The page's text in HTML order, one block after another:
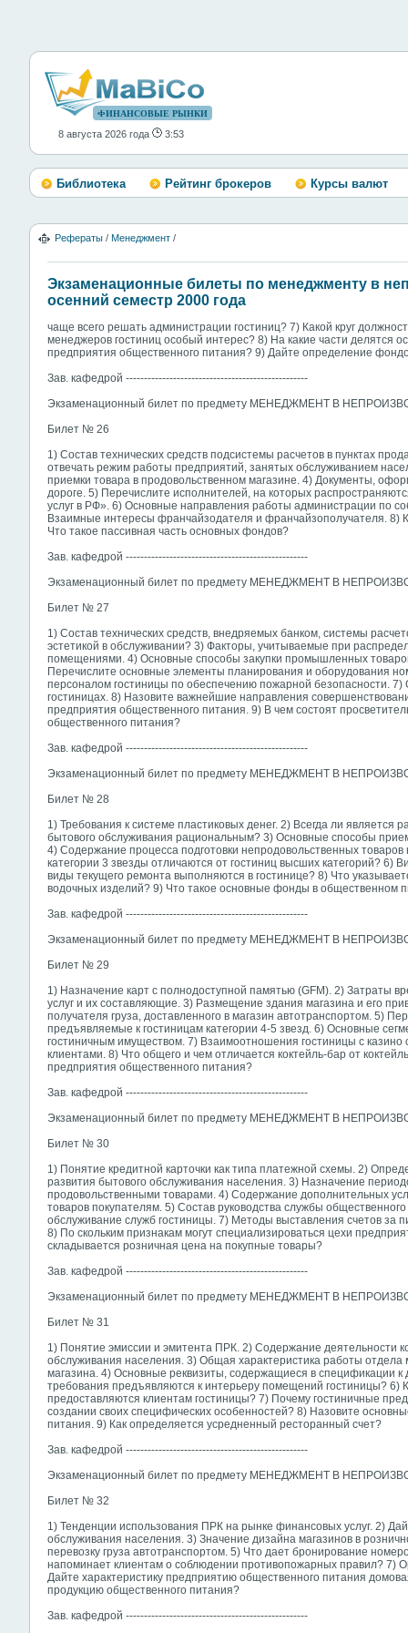
ФИНАНСОВЫЕ РЫНКИ
8 августа 2026 года 3:53
Библиотека Рейтинг брокеров Курсы валют
Рефераты / Менеджмент /
Экзаменационные билеты по менеджменту в
осенний семестр 2000 года
чаще всего решать администрации гостиниц? 7) Какой круг
менеджеров гостиниц особый интерес? 8) На какие части делятся
предприятия общественного питания? 9) Дайте определение
Зав. кафедрой --------------------------------------------------
Экзаменационный билет по предмету МЕНЕДЖМЕНТ В
Билет № 26
1) Состав технических средств подсистемы расчетов в пунктах
отвечать режим работы предприятий, занятых обслуживанием
приемки товара в продовольственном магазине. 4) Документы,
дороге. 5) Перечислите исполнителей, на которых
услуг в РФ». 6) Основные направления работы администрации по
Взаимные интересы франчайзодателя и франчайзополучателя. 8)
Что такое пассивная часть основных фондов?
Зав. кафедрой --------------------------------------------------
Экзаменационный билет по предмету МЕНЕДЖМЕНТ В
Билет № 27
1) Состав технических средств, внедряемых банком, системы
эстетикой в обслуживании? 3) Факторы, учитываемые при
помещениями. 4) Основные способы закупки промышленных
Перечислите основные элементы планирования и оборудования
персоналом гостиницы по обеспечению пожарной безопасности. 7)
гостиницах. 8) Назовите важнейшие направления
предприятия общественного питания. 9) В чем состоят
общественного питания?
Зав. кафедрой --------------------------------------------------
Экзаменационный билет по предмету МЕНЕДЖМЕНТ В
Билет № 28
1) Требования к системе пластиковых денег. 2) Всегда ли
бытового обслуживания рациональным? 3) Основные способы
4) Содержание процесса подготовки непродовольственных
категории 3 звезды отличаются от гостиниц высших категорий? 6)
виды текущего ремонта выполняются в гостинице? 8) Что
водочных изделий? 9) Что такое основные фонды в общественном
Зав. кафедрой --------------------------------------------------
Экзаменационный билет по предмету МЕНЕДЖМЕНТ В
Билет № 29
1) Назначение карт с полнодоступной памятью (GFM). 2) Затраты
услуг и их составляющие. 3) Размещение здания магазина и его
получателя груза, доставленного в магазин автотранспортом. 5)
предъявляемые к гостиницам категории 4-5 звезд. 6) Основные
гостиничным имуществом. 7) Взаимоотношения гостиницы с
клиентами. 8) Что общего и чем отличается коктейль-бар от
предприятия общественного питания?
Зав. кафедрой --------------------------------------------------
Экзаменационный билет по предмету МЕНЕДЖМЕНТ В
Билет № 30
1) Понятие кредитной карточки как типа платежной схемы. 2)
развития бытового обслуживания населения. 3) Назначение
продовольственными товарами. 4) Содержание дополнительных
товаров покупателям. 5) Состав руководства службы
обслуживание служб гостиницы. 7) Методы выставления счетов за
8) По скольким признакам могут специализироваться цехи
складывается розничная цена на покупные товары?
Зав. кафедрой --------------------------------------------------
Экзаменационный билет по предмету МЕНЕДЖМЕНТ В
Билет № 31
1) Понятие эмиссии и эмитента ПРК. 2) Содержание деятельности
обслуживания населения. 3) Общая характеристика работы отдела
магазина. 4) Основные реквизиты, содержащиеся в спецификации к
требования предъявляются к интерьеру помещений гостиницы? 6)
предоставляются клиентам гостиницы? 7) Почему гостиничные
создании своих специфических особенностей? 8) Назовите
питания. 9) Как определяется усредненный ресторанный счет?
Зав. кафедрой --------------------------------------------------
Экзаменационный билет по предмету МЕНЕДЖМЕНТ В
Билет № 32
1) Тенденции использования ПРК на рынке финансовых услуг. 2)
обслуживания населения. 3) Значение дизайна магазинов в
перевозку груза автотранспортом. 5) Что дает бронирование
напоминает клиентам о соблюдении противопожарных правил? 7)
Дайте характеристику предприятию общественного питания
продукцию общественного питания?
Зав. кафедрой --------------------------------------------------